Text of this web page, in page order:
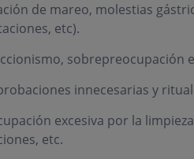
de mareo, molestias
etc).
sobrepreocupación
innecesarias y
excesiva por la
etc.